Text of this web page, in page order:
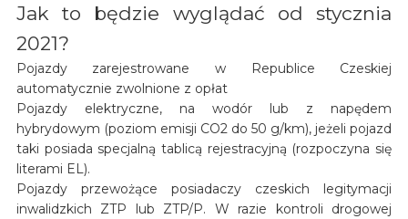
Jak to będzie wyglądać od stycznia
2021?
Pojazdy zarejestrowane w Republice Czeskiej
automatycznie zwolnione z opłat
Pojazdy elektryczne, na wodór lub z napędem
hybrydowym (poziom emisji CO2 do 50 g/km), jeżeli pojazd
taki posiada specjalną tablicą rejestracyjną (rozpoczyna się
literami EL).
Pojazdy przewożące posiadaczy czeskich legitymacji
inwalidzkich ZTP lub ZTP/P. W razie kontroli drogowej